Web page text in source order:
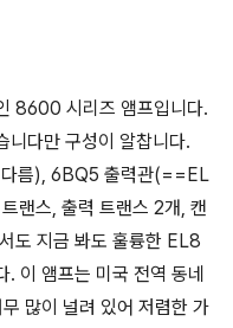
8600 시리즈 앰프입니다.
니다만 구성이 알찹니다.
름), 6BQ5 출력관(==EL
스, 출력 트랜스 2개, 캔
도 지금 봐도 훌륭한 EL8
이 앰프는 미국 전역 동네
많이 널려 있어 저렴한 가